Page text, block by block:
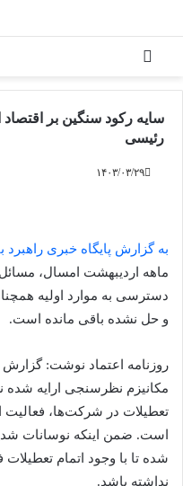
سایه رکود سنگین بر
رئیسی
۱۴۰۳/۰۳/۲۹
به گزارش پایگاه خبری راهبرد
ماهه اردیبهشت امسال،
دسترسی به موارد اولیه
و حل نشده باقی مانده است.
روزنامه اعتماد نوشت: گزارش
مکانیزم نظرسنجی ارایه شده
تعطیلات در شرکت‌ها، فعالیت
است. ضمن اینکه نوسانات
شده تا با وجود اتمام
نداشته باشد.